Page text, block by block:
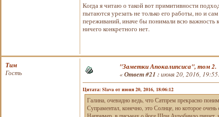
Когда я читаю о такой вот примитивности
пытаются урезать не только его работы, но и
переживаний, иначе бы понимали всю
ничего конкретного нет.
Тим
Гость
"Заметки Апокалипсиса", том 2.
«Ответ #21 :июня 20, 2016,
Цитата: Slava от июня 20, 2016, 18:06:12
Галина, очевидно ведь, что Сатпрем прекрасно
Супраментал, конечно, это Солнце, но которое